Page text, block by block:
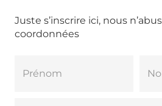
Juste s’inscrire ici, nous
coordonnées